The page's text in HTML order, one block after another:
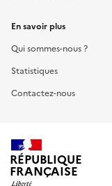
En savoir plus
Qui sommes-nous ?
Statistiques
Contactez-nous
RÉPUBLIQUE
FRANÇAISE